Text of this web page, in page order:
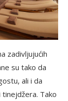
zadivljujućih
su tako da
ali i da
Tako